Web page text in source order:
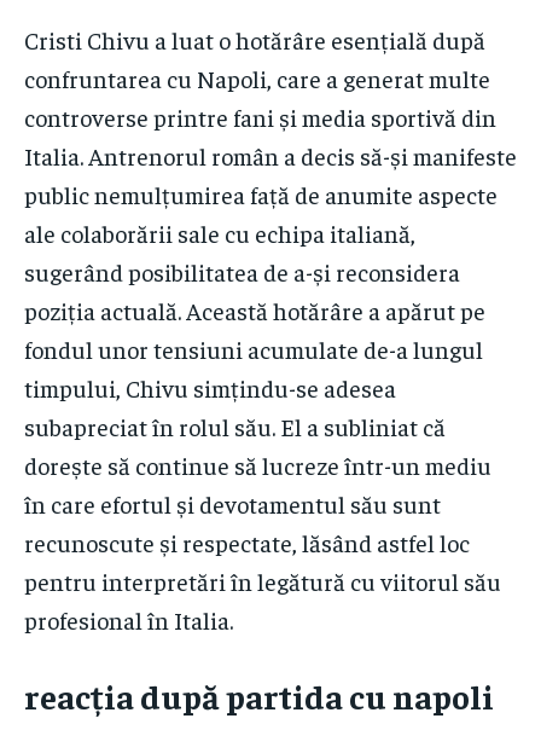
Cristi Chivu a luat o hotărâre esențială după
confruntarea cu Napoli, care a generat multe
controverse printre fani și media sportivă din
Italia. Antrenorul român a decis să-și manifeste
public nemulțumirea față de anumite aspecte
ale colaborării sale cu echipa italiană,
sugerând posibilitatea de a-și reconsidera
poziția actuală. Această hotărâre a apărut pe
fondul unor tensiuni acumulate de-a lungul
timpului, Chivu simțindu-se adesea
subapreciat în rolul său. El a subliniat că
dorește să continue să lucreze într-un mediu
în care efortul și devotamentul său sunt
recunoscute și respectate, lăsând astfel loc
pentru interpretări în legătură cu viitorul său
profesional în Italia.
reacția după partida cu napoli